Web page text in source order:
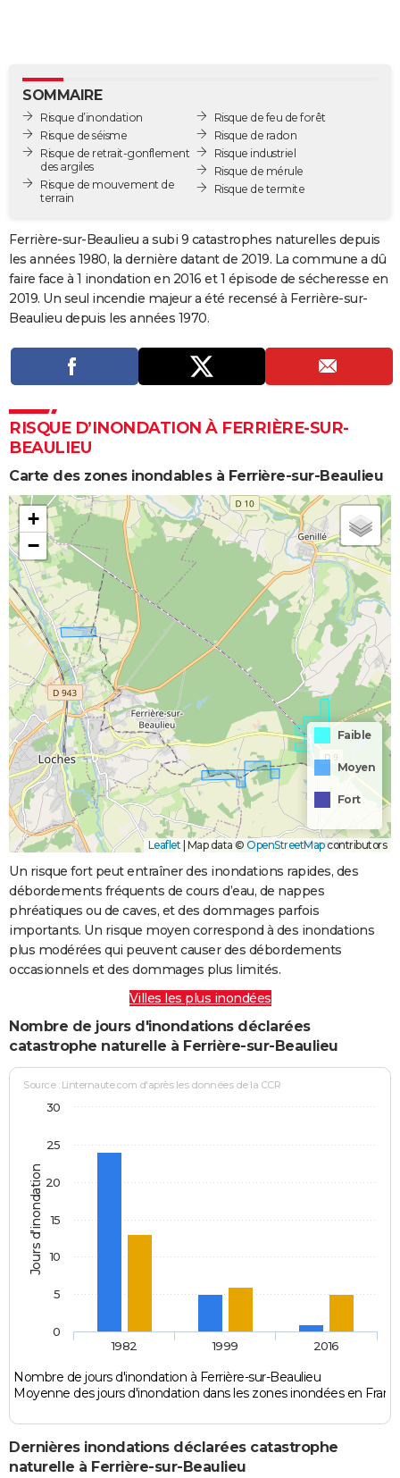
BONS PLANS
CARTE DE VOEUX
Carte de Noël
Carte Bonne année
Carte Saint-Valentin
Carte Pâques
Carte d'anniversaire
DICTIONNAIRE
Dictionnaire
Biographies
Citations
Expressions
Proverbes
PROGRAMME TV
COPAINS D'AVANT
S'inscrire
Se connecter
Lycées
Collèges
Primaires
Universités
Entreprises
Service militaire
Avis de recherche
AVIS DE DÉCÈS
FORUM
SOMMAIRE
Risque d’inondation
Risque de séisme
Risque de retrait-gonflement
des argiles
Risque de mouvement de
terrain
Risque de feu de forêt
Risque de radon
Risque industriel
Risque de mérule
Risque de termite
Ferrière-sur-Beaulieu a subi 9 catastrophes naturelles depuis
les années 1980, la dernière datant de 2019. La commune a dû
faire face à 1 inondation en 2016 et 1 épisode de sécheresse en
2019. Un seul incendie majeur a été recensé à Ferrière-sur-
Beaulieu depuis les années 1970.
RISQUE D’INONDATION À FERRIÈRE-SUR-
BEAULIEU
Carte des zones inondables à Ferrière-sur-Beaulieu
+
−
Faible
Moyen
Fort
Leaflet | Map data © OpenStreetMapcontributors
Un risque fort peut entraîner des inondations rapides, des
débordements fréquents de cours d’eau, de nappes
phréatiques ou de caves, et des dommages parfois
importants. Un risque moyen correspond à des inondations
plus modérées qui peuvent causer des débordements
occasionnels et des dommages plus limités.
Villes les plus inondées
Nombre de jours d'inondations déclarées
catastrophe naturelle à Ferrière-sur-Beaulieu
Jours d'inondation
Source : Linternaute.com d'après les données de la CCR
Nombre de jours d'inondation à Ferrière-sur-Beaulieu
Moyenne des jours d'inondation dans les zones inondées en
1982 1999 2016
0
5
10
15
20
25
30
Dernières inondations déclarées catastrophe
naturelle à Ferrière-sur-Beaulieu